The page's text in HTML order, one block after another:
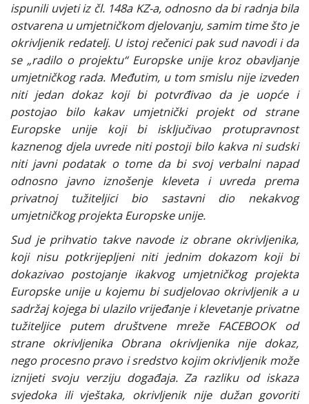
ispunili uvjeti iz čl. 148a KZ-a, odnosno da bi radnja bila
ostvarena u umjetničkom djelovanju, samim time što je
okrivljenik redatelj. U istoj rečenici pak sud navodi i da
se „radilo o projektu“ Europske unije kroz obavljanje
umjetničkog rada. Međutim, u tom smislu nije izveden
niti jedan dokaz koji bi potvrđivao da je uopće i
postojao bilo kakav umjetnički projekt od strane
Europske unije koji bi isključivao protupravnost
kaznenog djela uvrede niti postoji bilo kakva ni sudski
niti javni podatak o tome da bi svoj verbalni napad
odnosno javno iznošenje kleveta i uvreda prema
privatnoj tužiteljici bio sastavni dio nekakvog
umjetničkog projekta Europske unije.
Sud je prihvatio takve navode iz obrane okrivljenika,
koji nisu potkrijepljeni niti jednim dokazom koji bi
dokazivao postojanje ikakvog umjetničkog projekta
Europske unije u kojemu bi sudjelovao okrivljenik a u
sadržaj kojega bi ulazilo vrijeđanje i klevetanje privatne
tužiteljice putem društvene mreže FACEBOOK od
strane okrivljenika Obrana okrivljenika nije dokaz,
nego procesno pravo i sredstvo kojim okrivljenik može
iznijeti svoju verziju događaja. Za razliku od iskaza
svjedoka ili vještaka, okrivljenik nije dužan govoriti